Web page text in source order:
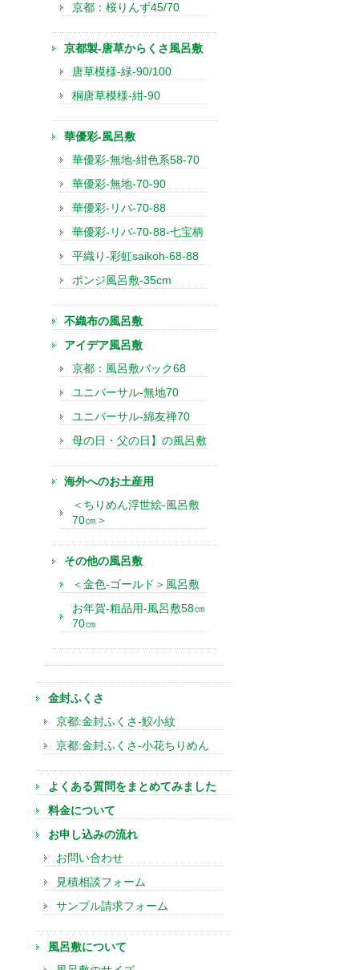
京都：桜りんず45/70
京都製-唐草からくさ風呂敷
唐草模様-緑-90/100
桐唐草模様-紺-90
華優彩-風呂敷
華優彩-無地-紺色系58-70
華優彩-無地-70-90
華優彩-リバ-70-88
華優彩-リバ-70-88-七宝柄
平織り-彩虹saikoh-68-88
ポンジ風呂敷-35cm
不織布の風呂敷
アイデア風呂敷
京都：風呂敷バック68
ユニバーサル-無地70
ユニバーサル-綿友禅70
母の日・父の日】の風呂敷
海外へのお土産用
＜ちりめん浮世絵-風呂敷
70㎝＞
その他の風呂敷
＜金色-ゴールド＞風呂敷
お年賀-粗品用-風呂敷58㎝
70㎝
金封ふくさ
京都:金封ふくさ-鮫小紋
京都:金封ふくさ-小花ちりめん
よくある質問をまとめてみました
料金について
お申し込みの流れ
お問い合わせ
見積相談フォーム
サンプル請求フォーム
風呂敷について